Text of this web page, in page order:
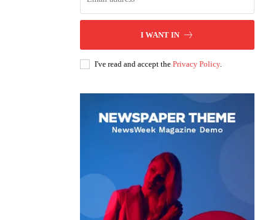
I WANT IN
I've read and accept the Privacy Policy.